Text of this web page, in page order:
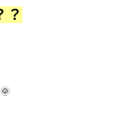
？